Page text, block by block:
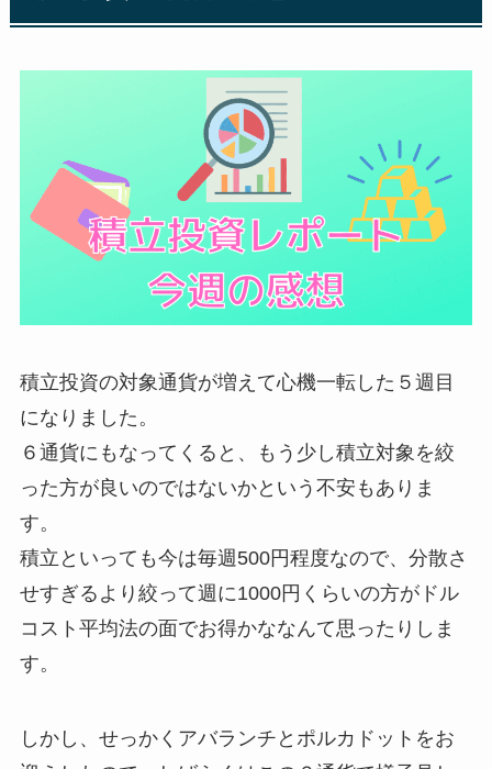
積立投資の対象通貨が増えて心機一転した５週目
になりました。
６通貨にもなってくると、もう少し積立対象を絞
った方が良いのではないかという不安もありま
す。
積立といっても今は毎週500円程度なので、分散さ
せすぎるより絞って週に1000円くらいの方がドル
コスト平均法の面でお得かななんて思ったりしま
す。
しかし、せっかくアバランチとポルカドットをお